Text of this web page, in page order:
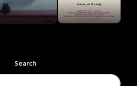
Search